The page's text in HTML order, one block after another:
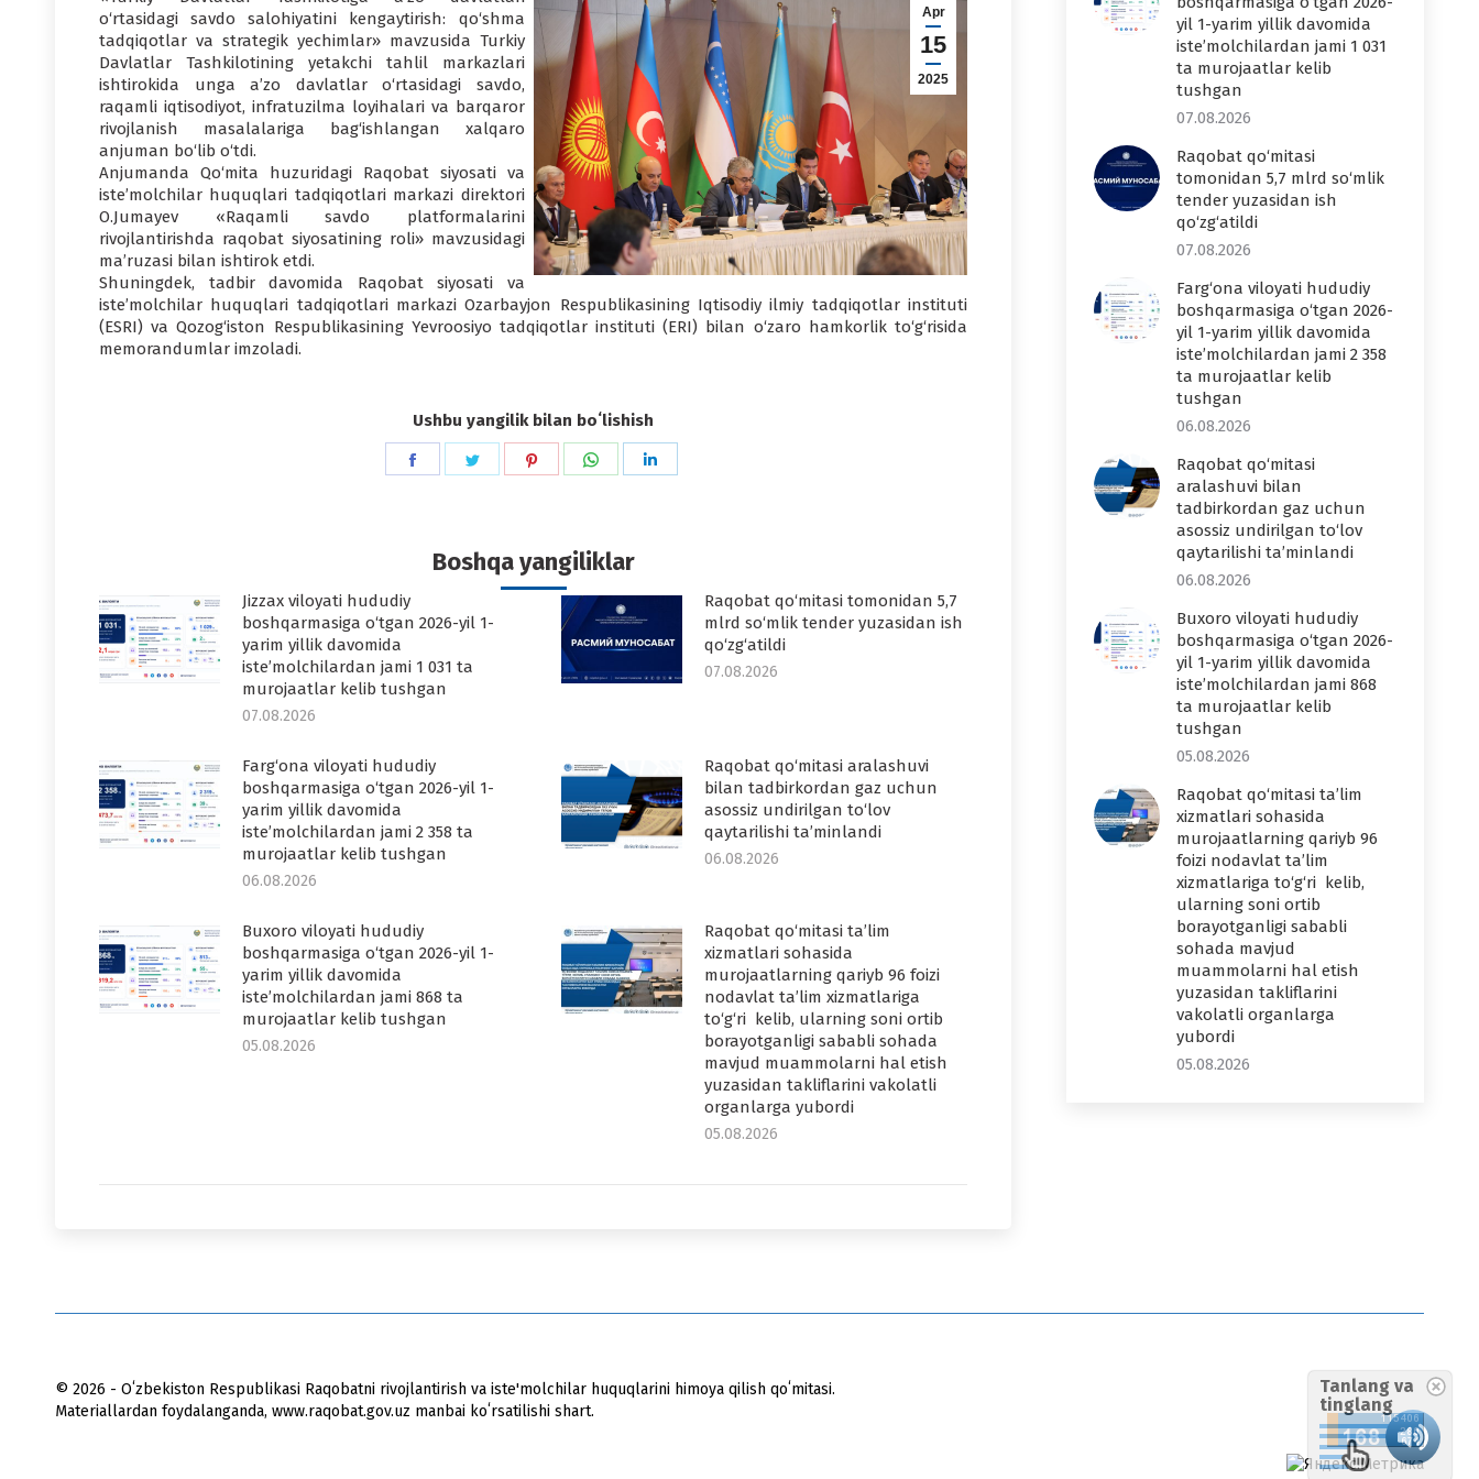
Apr
15
2025
o‘rtasidagi savdo salohiyatini kengaytirish: qo‘shma
tadqiqotlar va strategik yechimlar» mavzusida Turkiy
Davlatlar Tashkilotining yetakchi tahlil markazlari
ishtirokida unga a’zo davlatlar o‘rtasidagi savdo,
raqamli iqtisodiyot, infratuzilma loyihalari va barqaror
rivojlanish masalalariga bag‘ishlangan xalqaro
anjuman bo‘lib o‘tdi.
Anjumanda Qo‘mita huzuridagi Raqobat siyosati va
iste’molchilar huquqlari tadqiqotlari markazi direktori
O.Jumayev «Raqamli savdo platformalarini
rivojlantirishda raqobat siyosatining roli» mavzusidagi
ma’ruzasi bilan ishtirok etdi.
Shuningdek, tadbir davomida Raqobat siyosati va
iste’molchilar huquqlari tadqiqotlari markazi Ozarbayjon Respublikasining Iqtisodiy ilmiy tadqiqotlar instituti
(ESRI) va Qozog‘iston Respublikasining Yevroosiyo tadqiqotlar instituti (ERI) bilan o‘zaro hamkorlik to‘g‘risida
memorandumlar imzoladi.
Ushbu yangilik bilan boʻlishish
Share
Share
Share
Share
Boshqa yangiliklar
Jizzax viloyati hududiy
boshqarmasiga o‘tgan 2026-yil 1-
yarim yillik davomida
iste’molchilardan jami 1 031 ta
murojaatlar kelib tushgan
07.08.2026
Raqobat qo‘mitasi tomonidan 5,7
mlrd so‘mlik tender yuzasidan ish
qo‘zg‘atildi
07.08.2026
Farg‘ona viloyati hududiy
boshqarmasiga o‘tgan 2026-yil 1-
yarim yillik davomida
iste’molchilardan jami 2 358 ta
murojaatlar kelib tushgan
06.08.2026
Raqobat qo‘mitasi aralashuvi
bilan tadbirkordan gaz uchun
asossiz undirilgan to‘lov
qaytarilishi ta’minlandi
06.08.2026
Buxoro viloyati hududiy
boshqarmasiga o‘tgan 2026-yil 1-
yarim yillik davomida
iste’molchilardan jami 868 ta
murojaatlar kelib tushgan
05.08.2026
Raqobat qo‘mitasi ta’lim
xizmatlari sohasida
murojaatlarning qariyb 96 foizi
nodavlat ta’lim xizmatlariga
to‘g‘ri kelib, ularning soni ortib
borayotganligi sababli sohada
mavjud muammolarni hal etish
yuzasidan takliflarini vakolatli
organlarga yubordi
05.08.2026
yil 1-yarim yillik davomida
iste’molchilardan jami 1 031
ta murojaatlar kelib
tushgan
07.08.2026
Raqobat qo‘mitasi
tomonidan 5,7 mlrd so‘mlik
tender yuzasidan ish
qo‘zg‘atildi
07.08.2026
Farg‘ona viloyati hududiy
boshqarmasiga o‘tgan 2026-
yil 1-yarim yillik davomida
iste’molchilardan jami 2 358
ta murojaatlar kelib
tushgan
06.08.2026
Raqobat qo‘mitasi
aralashuvi bilan
tadbirkordan gaz uchun
asossiz undirilgan to‘lov
qaytarilishi ta’minlandi
06.08.2026
Buxoro viloyati hududiy
boshqarmasiga o‘tgan 2026-
yil 1-yarim yillik davomida
iste’molchilardan jami 868
ta murojaatlar kelib
tushgan
05.08.2026
Raqobat qo‘mitasi ta’lim
xizmatlari sohasida
murojaatlarning qariyb 96
foizi nodavlat ta’lim
xizmatlariga to‘g‘ri kelib,
ularning soni ortib
borayotganligi sababli
sohada mavjud
muammolarni hal etish
yuzasidan takliflarini
vakolatli organlarga
yubordi
05.08.2026
© 2026 - Oʻzbekiston Respublikasi Raqobatni rivojlantirish va iste'molchilar huquqlarini himoya qilish qoʻmitasi.
Materiallardan foydalanganda, www.raqobat.gov.uz manbai koʻrsatilishi shart.
Tanlang va
tinglang